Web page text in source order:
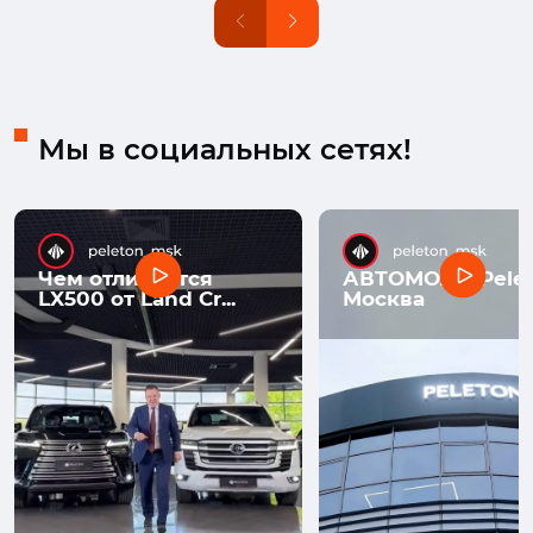
Мы в социальных сетях!
Чем отличается
LX500 от Land Cr...
АВТОМОЛЛ
Москва